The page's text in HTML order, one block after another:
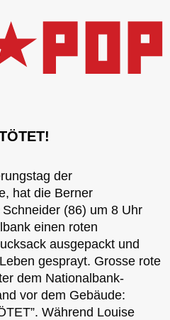
der
hat die Berner
(86) um 8 Uhr
einen roten
ausgepackt und
gesprayt. Grosse rote
dem Nationalbank-
vor dem Gebäude:
Während Louise